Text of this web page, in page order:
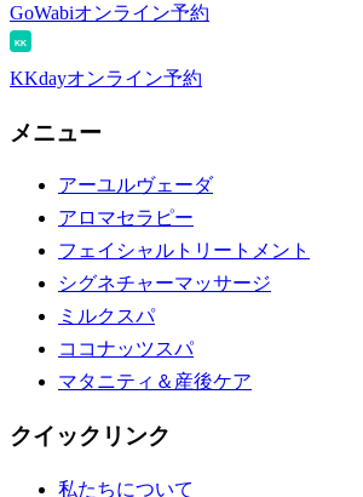
GoWabiオンライン予約
KK
KKdayオンライン予約
メニュー
アーユルヴェーダ
アロマセラピー
フェイシャルトリートメント
シグネチャーマッサージ
ミルクスパ
ココナッツスパ
マタニティ＆産後ケア
クイックリンク
私たちについて